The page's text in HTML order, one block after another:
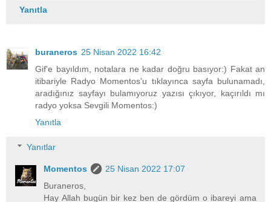
Yanıtla
buraneros 25 Nisan 2022 16:42
Gif'e bayıldım, notalara ne kadar doğru basıyor:) Fakat an
itibariyle Radyo Momentos'u tıklayınca sayfa bulunamadı,
aradığınız sayfayı bulamıyoruz yazısı çıkıyor, kaçırıldı mı
radyo yoksa Sevgili Momentos:)
Yanıtla
Yanıtlar
Momentos
25 Nisan 2022 17:07
Buraneros,
Hay Allah bugün bir kez ben de gördüm o ibareyi ama